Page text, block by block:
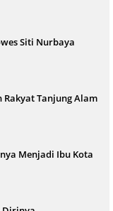
Siti Nurbaya
Rakyat Tanjung Alam
Menjadi Ibu Kota